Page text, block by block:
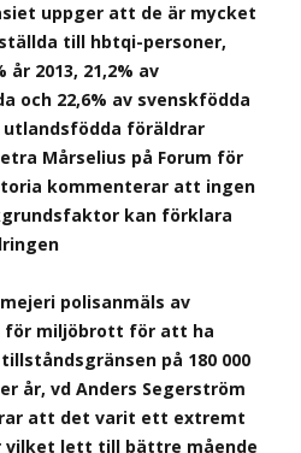
uppger att de är mycket
till hbtqi-personer,
år 2013, 21,2% av
och 22,6% av svenskfödda
utlandsfödda föräldrar
Mårselius på Forum för
kommenterar att ingen
kan förklara
polisanmäls av
för miljöbrott för att ha
på 180 000
år, vd Anders Segerström
att det varit ett extremt
vilket lett till bättre mående